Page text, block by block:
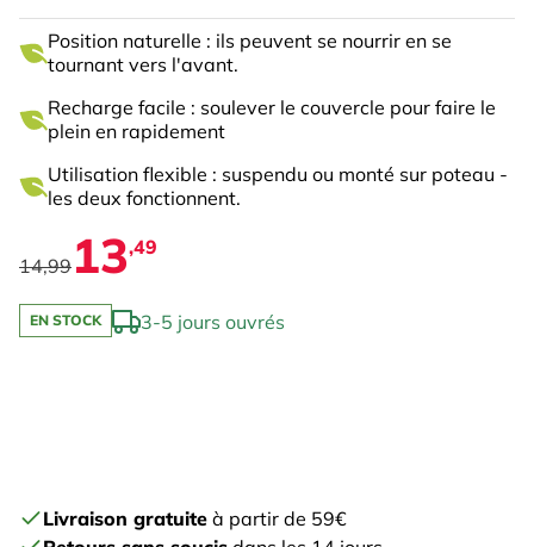
Position naturelle : ils peuvent se nourrir en se
tournant vers l'avant.
Recharge facile : soulever le couvercle pour faire le
plein en rapidement
Utilisation flexible : suspendu ou monté sur poteau -
les deux fonctionnent.
14,99 13,49
EN STOCK 3-5 jours ouvrés
Livraison gratuite à partir de 59€